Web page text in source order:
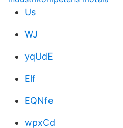
Us
WJ
yqUdE
Elf
EQNfe
wpxCd